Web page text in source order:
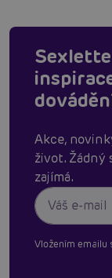
Akce,
život. Žádný
zajímá.
Vložením emailu